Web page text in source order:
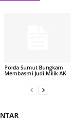
Polda Sumut Bungkam
Membasmi Judi Milik AK